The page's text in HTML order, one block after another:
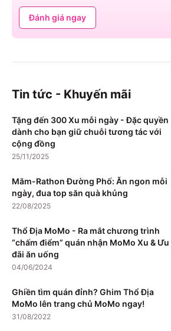
Đánh giá ngay
Tin tức - Khuyến mãi
Tặng đến 300 Xu mỗi ngày - Đặc quyền
dành cho bạn giữ chuỗi tương tác với
cộng đồng
25/11/2025
Măm-Rathon Đường Phố: Ăn ngon mỗi
ngày, đua top săn quà khủng
22/08/2025
Thổ Địa MoMo - Ra mắt chương trình
“chấm điểm” quán nhận MoMo Xu & Ưu
đãi ăn uống
04/06/2024
Ghiền tìm quán đỉnh? Ghim Thổ Địa
MoMo lên trang chủ MoMo ngay!
31/08/2022